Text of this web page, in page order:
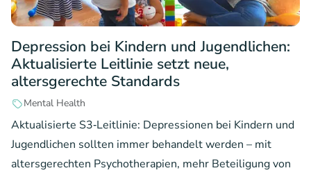
Depression bei Kindern und Jugendlichen:
Aktualisierte Leitlinie setzt neue,
altersgerechte Standards
Mental Health
Aktualisierte S3‑Leitlinie: Depressionen bei Kindern und
Jugendlichen sollten immer behandelt werden – mit
altersgerechten Psychotherapien, mehr Beteiligung von